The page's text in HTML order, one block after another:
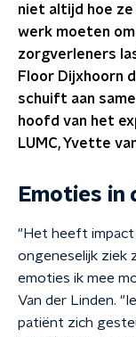
niet altijd hoe
werk moeten
zorgverleners
Floor Dijxhoorn
schuift aan
hoofd van het
LUMC, Yvette
Emoties in
"Het heeft impact
ongeneselijk ziek
emoties ik mee
Van der Linden.
patiënt zich